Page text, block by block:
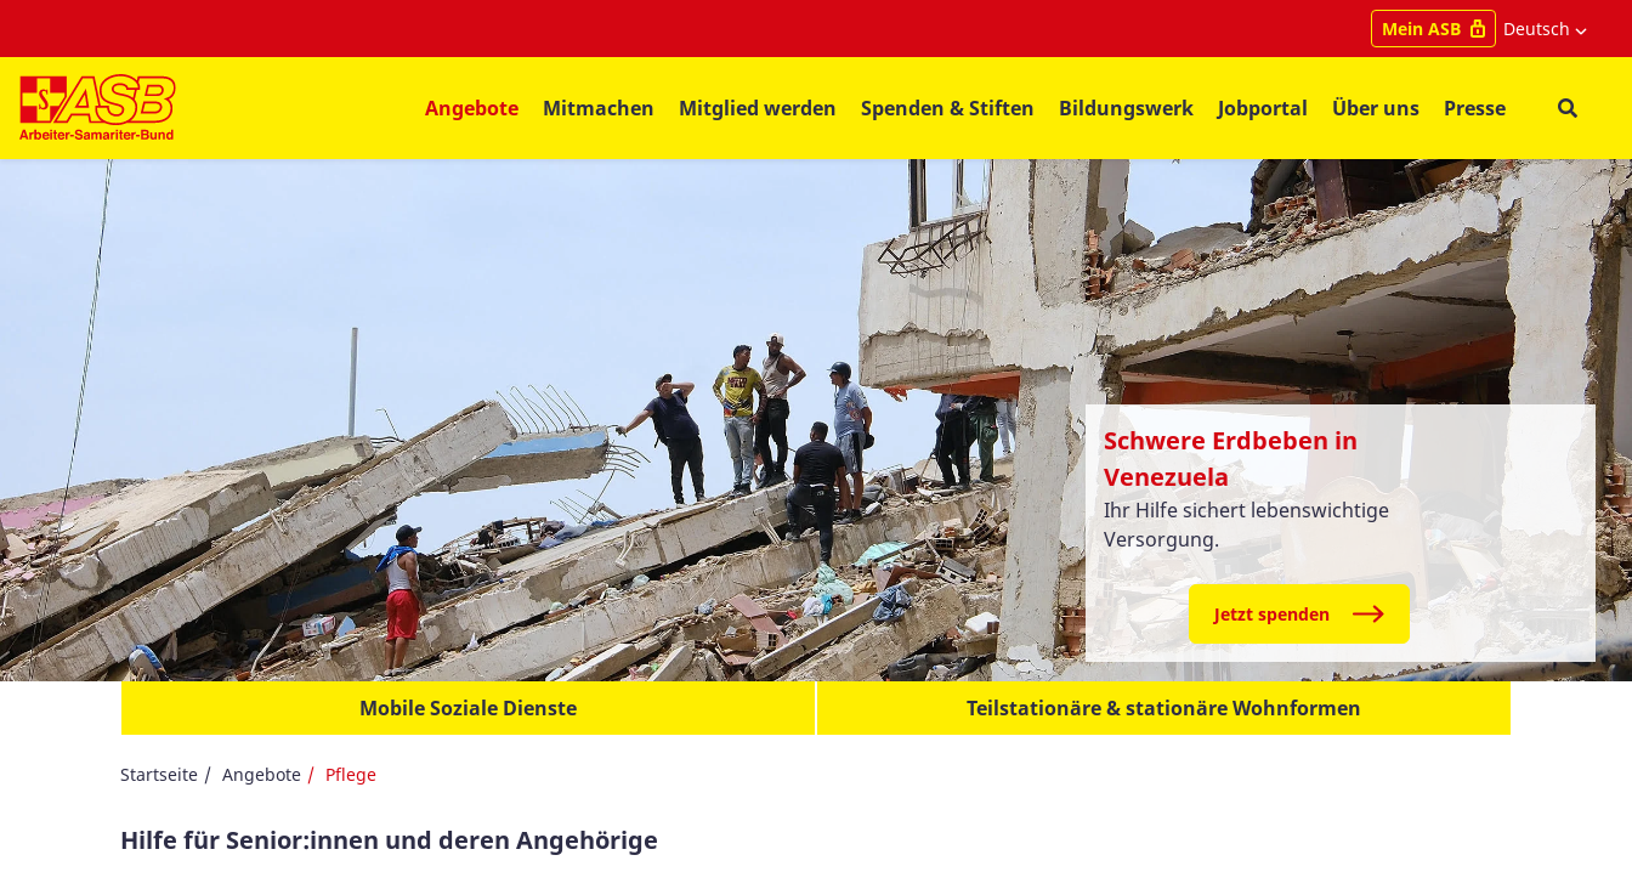
Mein ASB Deutsch
Angebote Mitmachen Mitglied werden Spenden & Stiften Bildungswerk Jobportal Über uns Presse
Schwere Erdbeben in
Venezuela
Ihr Hilfe sichert lebenswichtige
Versorgung.
Jetzt spenden
Mobile Soziale Dienste Teilstationäre & stationäre Wohnformen
Startseite Angebote Pflege
Hilfe für Senior:innen und deren Angehörige